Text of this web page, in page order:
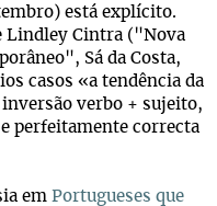
está explícito.
Lindley Cintra ("Nova
Sá da Costa,
casos «a tendência da
verbo + sujeito,
perfeitamente correcta
em Portugueses que